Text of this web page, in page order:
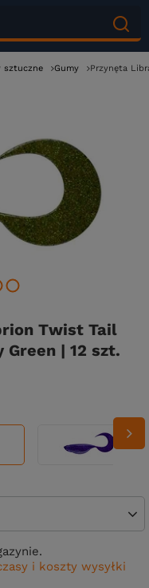
sztuczne Gumy Przynęta
Twist Tail
| 12 szt.
i koszty wysyłki